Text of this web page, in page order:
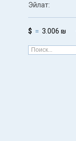
Эйлат:
$ 3.006 ₪